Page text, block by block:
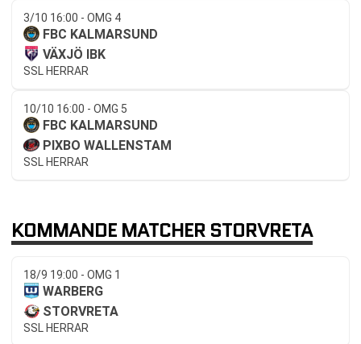
3/10 16:00 - OMG 4
FBC KALMARSUND
VÄXJÖ IBK
SSL HERRAR
10/10 16:00 - OMG 5
FBC KALMARSUND
PIXBO WALLENSTAM
SSL HERRAR
KOMMANDE MATCHER STORVRETA
18/9 19:00 - OMG 1
WARBERG
STORVRETA
SSL HERRAR